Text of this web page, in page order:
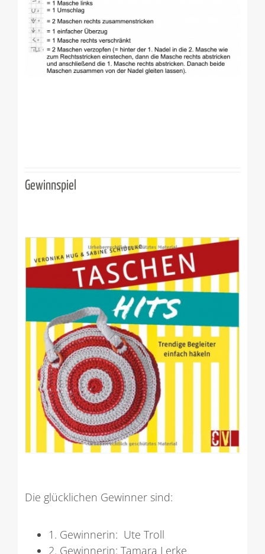
Gewinnspiel
Die glücklichen Gewinner sind:
1. Gewinnerin: Ute Troll
2. Gewinnerin: Tamara Lerke